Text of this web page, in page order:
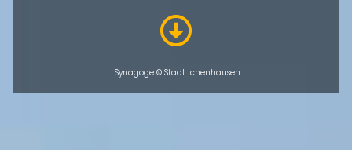
Synagoge © Stadt Ichenhausen